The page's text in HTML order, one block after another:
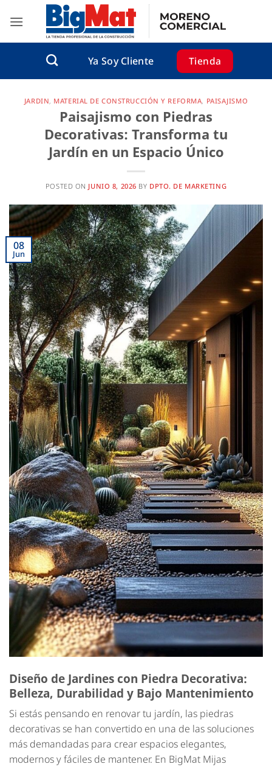
contenido
Ya Soy Cliente
Tienda
JARDIN, MATERIAL DE CONSTRUCCIÓN Y REFORMA, PAISAJISMO
Paisajismo con Piedras
Decorativas: Transforma tu
Jardín en un Espacio Único
POSTED ON JUNIO 8, 2026 BY DPTO. DE MARKETING
08
Jun
Diseño de Jardines con Piedra Decorativa:
Belleza, Durabilidad y Bajo Mantenimiento
Si estás pensando en renovar tu jardín, las piedras
decorativas se han convertido en una de las soluciones
más demandadas para crear espacios elegantes,
modernos y fáciles de mantener. En BigMat Mijas